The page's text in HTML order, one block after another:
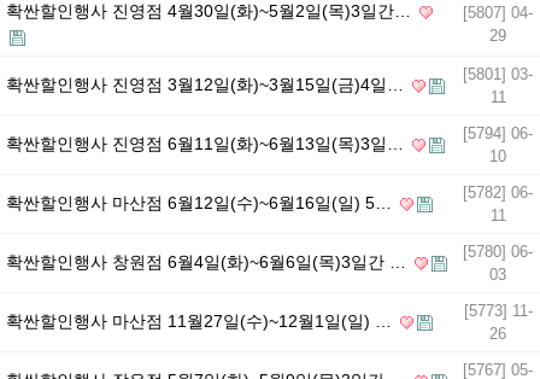
확싼할인행사 진영점 4월30일(화)~5월2일(목)3일간…
[5807] 04-
29
확싼할인행사 진영점 3월12일(화)~3월15일(금)4일…
[5801] 03-
11
확싼할인행사 진영점 6월11일(화)~6월13일(목)3일…
[5794] 06-
10
확싼할인행사 마산점 6월12일(수)~6월16일(일) 5…
[5782] 06-
11
확싼할인행사 창원점 6월4일(화)~6월6일(목)3일간 …
[5780] 06-
03
확싼할인행사 마산점 11월27일(수)~12월1일(일) …
[5773] 11-
26
[5767] 05-